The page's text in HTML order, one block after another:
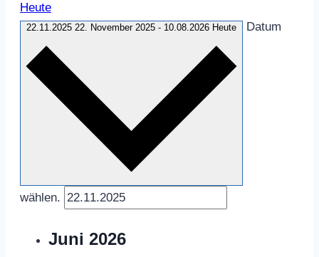
Heute
22.11.2025 22. November 2025 - 10.08.2026 Heute Datum
wählen.
Juni 2026